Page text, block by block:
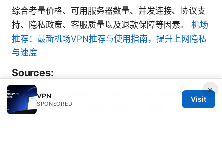
综合考量价格、可用服务器数量、并发连接、协议支
持、隐私政策、客服质量以及退款保障等因素。 机场
推荐：最新机场VPN推荐与使用指南，提升上网隐私
与速度
Sources:
How to use nordvpn in china on your iphone or
ipad: Easy, Up-to-Date Guide for 2026
×
VPN
SPONSORED
Visit